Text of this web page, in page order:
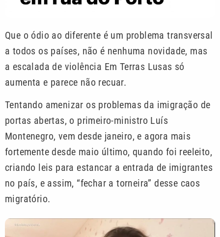
Que o ódio ao diferente é um problema transversal
a todos os países, não é nenhuma novidade, mas
a escalada de violência Em Terras Lusas só
aumenta e parece não recuar.
Tentando amenizar os problemas da imigração de
portas abertas, o primeiro-ministro Luís
Montenegro, vem desde janeiro, e agora mais
fortemente desde maio último, quando foi reeleito,
criando leis para estancar a entrada de imigrantes
no país, e assim, “fechar a torneira” desse caos
migratório.